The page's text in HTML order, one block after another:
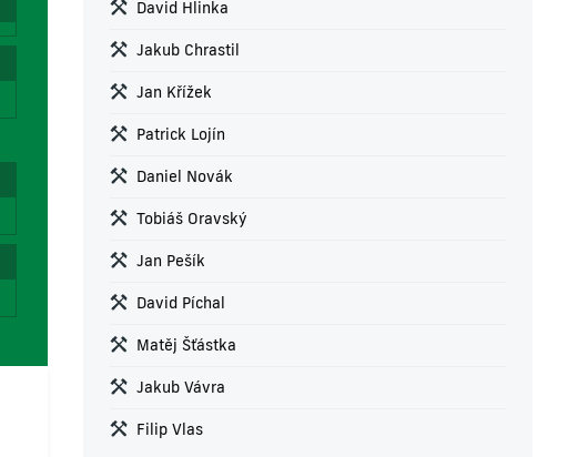
David Hlinka
Jakub Chrastil
Jan Křížek
Patrick Lojín
Daniel Novák
Tobiáš Oravský
Jan Pešík
David Píchal
Matěj Šťástka
Jakub Vávra
Filip Vlas